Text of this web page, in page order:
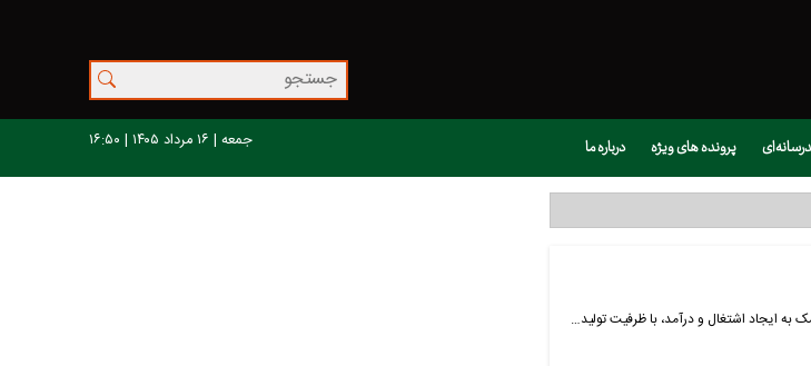
پرونده های ویژه درباره ما جمعه | ۱۶ مرداد ۱۴۰۵ | ۱۶:۵۰
ایجاد اشتغال و درآمد، با ظرفیت تولید…